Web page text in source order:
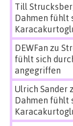
Till
Dahmen fühlt
DEWFan zu
fühlt sich
angegriffen
Ulrich Sander
Dahmen fühlt